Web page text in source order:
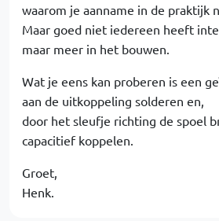
waarom je aanname in de praktijk
Maar goed niet iedereen heeft
maar meer in het bouwen.
Wat je eens kan proberen is een
aan de uitkoppeling solderen en,
door het sleufje richting de spoel
capacitief koppelen.
Groet,
Henk.